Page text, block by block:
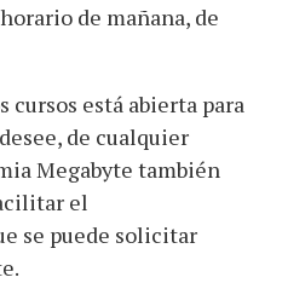
de mañana, de
cursos está abierta para
de cualquier
Megabyte también
el
se puede solicitar